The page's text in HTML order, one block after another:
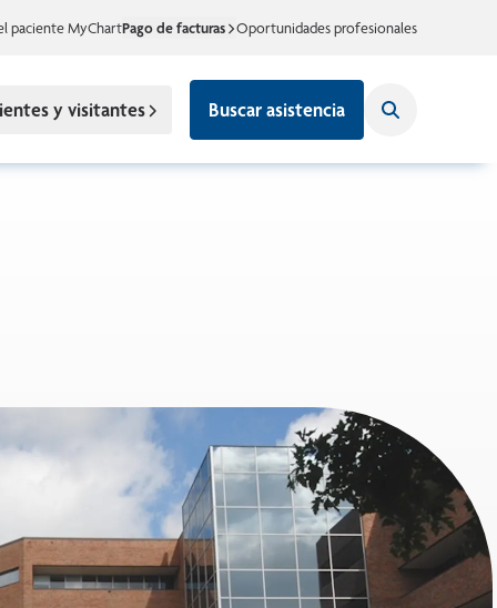
paciente MyChartPago de facturas Oportunidades profesionales
y visitantes Buscar asistencia